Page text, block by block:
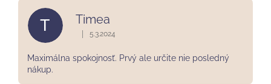
T Timea
Hodnocení obchodu je 5 z 5 hvězdiček.
5.3.2024
Maximálna spokojnosť. Prvý ale určite nie posledný
nákup.